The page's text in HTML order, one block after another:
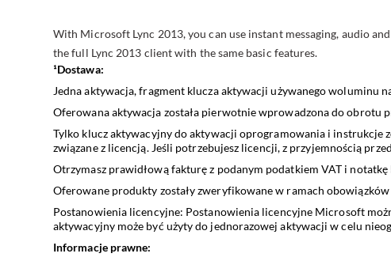
With Microsoft Lync 2013, you can use instant messaging, audio
the full Lync 2013 client with the same basic features.
¹Dostawa:
Jedna aktywacja, fragment klucza aktywacji używanego woluminu
Oferowana aktywacja została pierwotnie wprowadzona do
Tylko klucz aktywacyjny do aktywacji oprogramowania i instrukcje
związane z licencją. Jeśli potrzebujesz licencji, z przyjemnością
Otrzymasz prawidłową fakturę z podanym podatkiem VAT i
Oferowane produkty zostały zweryfikowane w ramach
Postanowienia licencyjne: Postanowienia licencyjne Microsoft
aktywacyjny może być użyty do jednorazowej aktywacji w celu
Informacje prawne: